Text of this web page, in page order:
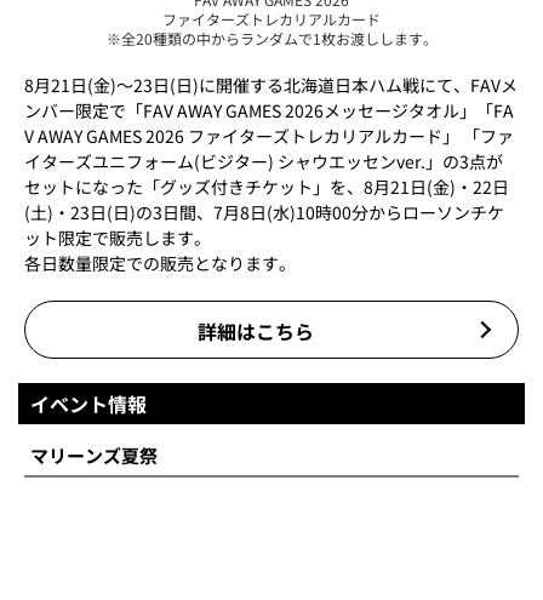
ファイターズトレカリアルカード
※全20種類の中からランダムで1枚お渡しします。
8月21日(金)～23日(日)に開催する北海道日本ハム戦にて、FAVメ
ンバー限定で「FAV AWAY GAMES 2026メッセージタオル」「FA
V AWAY GAMES 2026 ファイターズトレカリアルカード」 「ファ
イターズユニフォーム(ビジター) シャウエッセンver.」の3点が
セットになった「グッズ付きチケット」を、8月21日(金)・22日
(土)・23日(日)の3日間、7月8日(水)10時00分からローソンチケ
ット限定で販売します。
各日数量限定での販売となります。
詳細はこちら
イベント情報
マリーンズ夏祭